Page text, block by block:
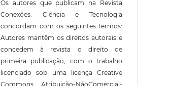
Os autores que publicam na Revista
Conexões: Ciência e Tecnologia
concordam com os seguintes termos:
Autores mantêm os direitos autorais e
concedem à revista o direito de
primeira publicação, com o trabalho
licenciado sob uma licença Creative
Commons Atribuição-NãoComercial-